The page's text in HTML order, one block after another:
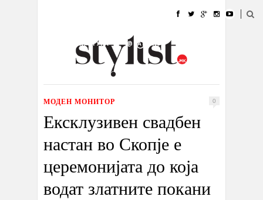
УБАВИНА
КУЛТУРА @РАБОТА
ИЗЛОГ
МОДЕН МОНИТОР 0
Ексклузивен свадбен
настан во Скопје е
церемонијата до која
водат златните покани